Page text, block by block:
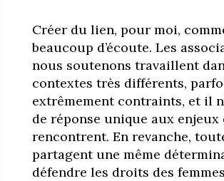
Créer du lien, pour moi,
beaucoup d’écoute. Les
nous soutenons travaillent
contextes très différents,
extrêmement contraints, et il
de réponse unique aux enjeux
rencontrent. En revanche,
partagent une même
défendre les droits des